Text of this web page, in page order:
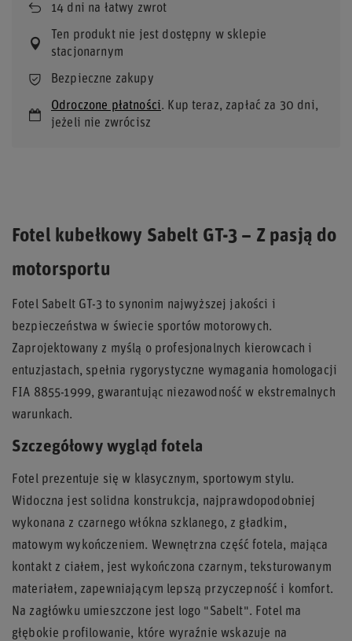
14 dni na łatwy zwrot
Ten produkt nie jest dostępny w sklepie
stacjonarnym
Bezpieczne zakupy
Odroczone płatności. Kup teraz, zapłać za 30 dni,
jeżeli nie zwrócisz
Fotel kubełkowy Sabelt GT-3 – Z pasją do
motorsportu
Fotel Sabelt GT-3 to synonim najwyższej jakości i
bezpieczeństwa w świecie sportów motorowych.
Zaprojektowany z myślą o profesjonalnych kierowcach i
entuzjastach, spełnia rygorystyczne wymagania homologacji
FIA 8855-1999, gwarantując niezawodność w ekstremalnych
warunkach.
Szczegółowy wygląd fotela
Fotel prezentuje się w klasycznym, sportowym stylu.
Widoczna jest solidna konstrukcja, najprawdopodobniej
wykonana z czarnego włókna szklanego, z gładkim,
matowym wykończeniem. Wewnętrzna część fotela, mająca
kontakt z ciałem, jest wykończona czarnym, teksturowanym
materiałem, zapewniającym lepszą przyczepność i komfort.
Na zagłówku umieszczone jest logo "Sabelt". Fotel ma
głębokie profilowanie, które wyraźnie wskazuje na